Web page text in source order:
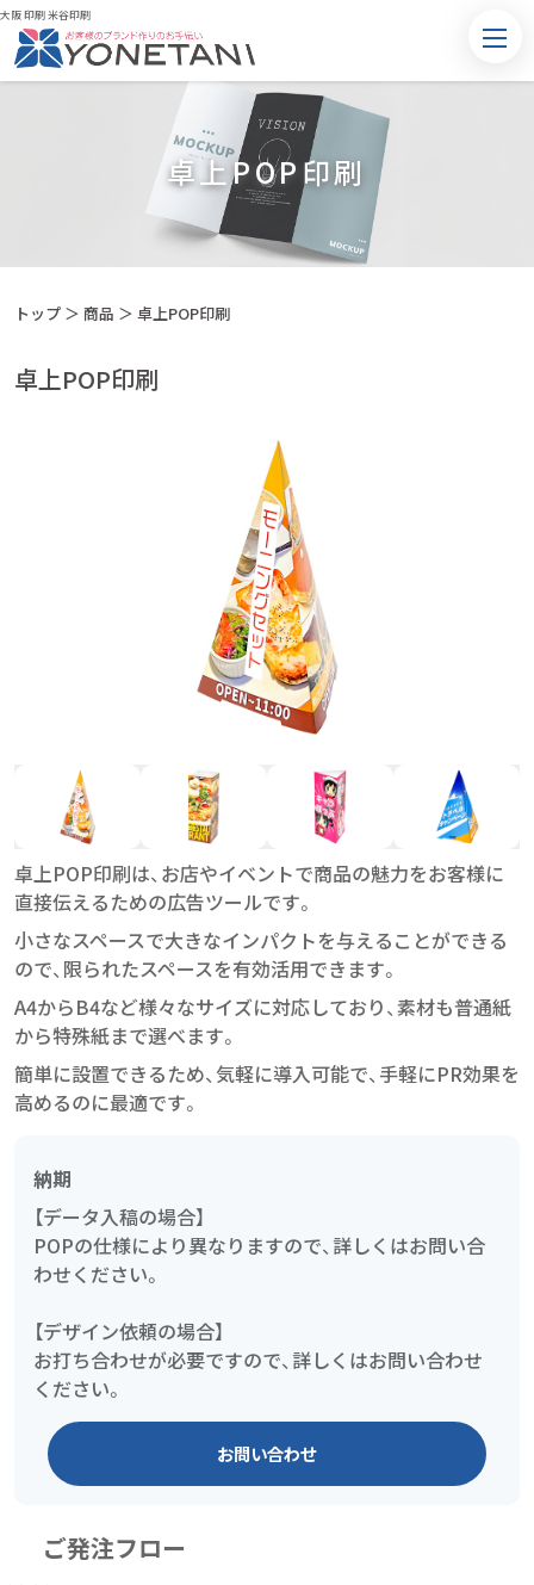
大阪 印刷 米谷印刷
卓上POP印刷
トップ ＞ 商品 ＞ 卓上POP印刷
卓上POP印刷
卓上POP印刷は、お店やイベントで商品の魅力をお客様に
直接伝えるための広告ツールです。
小さなスペースで大きなインパクトを与えることができる
ので、限られたスペースを有効活用できます。
A4からB4など様々なサイズに対応しており、素材も普通紙
から特殊紙まで選べます。
簡単に設置できるため、気軽に導入可能で、手軽にPR効果を
高めるのに最適です。
納期
【データ入稿の場合】
POPの仕様により異なりますので、詳しくはお問い合
わせください。
【デザイン依頼の場合】
お打ち合わせが必要ですので、詳しくはお問い合わせ
ください。
お問い合わせ
ご発注フロー